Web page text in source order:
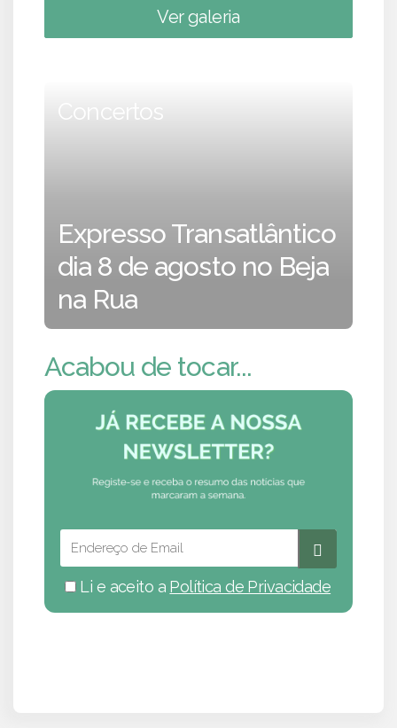
Ver galeria
Concertos
Expresso Transatlântico
dia 8 de agosto no Beja
na Rua
Acabou de tocar...
Li e aceito a Política de Privacidade